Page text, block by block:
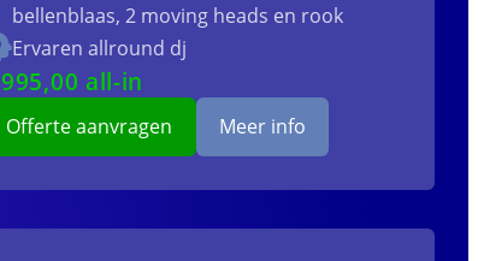
bellenblaas, 2 moving heads en rook
Ervaren allround dj
995,00 all-in
Offerte aanvragen Meer info